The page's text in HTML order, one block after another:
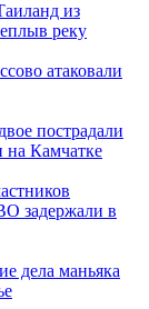
из
реку
атаковали
пострадали
на Камчатке
задержали в
дела маньяка